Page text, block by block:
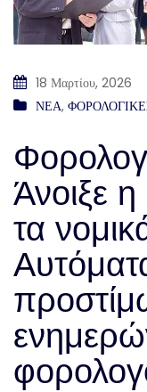
18 Μαρτίου, 2026
ΝΕΑ,
Άνοιξε
τα